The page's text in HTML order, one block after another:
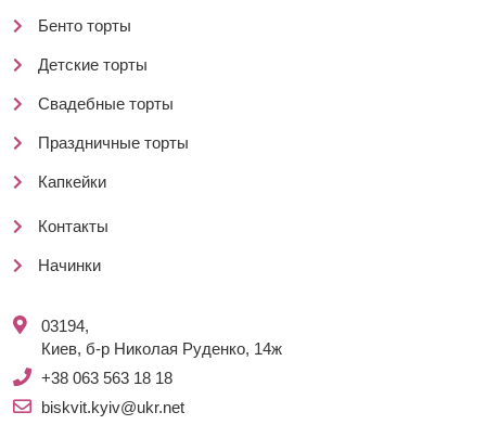
Бенто торты
Детские торты
Свадебные торты
Праздничные торты
Капкейки
Контакты
Начинки
03194,
Киев, б-р Николая Руденко, 14ж
+38 063 563 18 18
biskvit.kyiv@ukr.net